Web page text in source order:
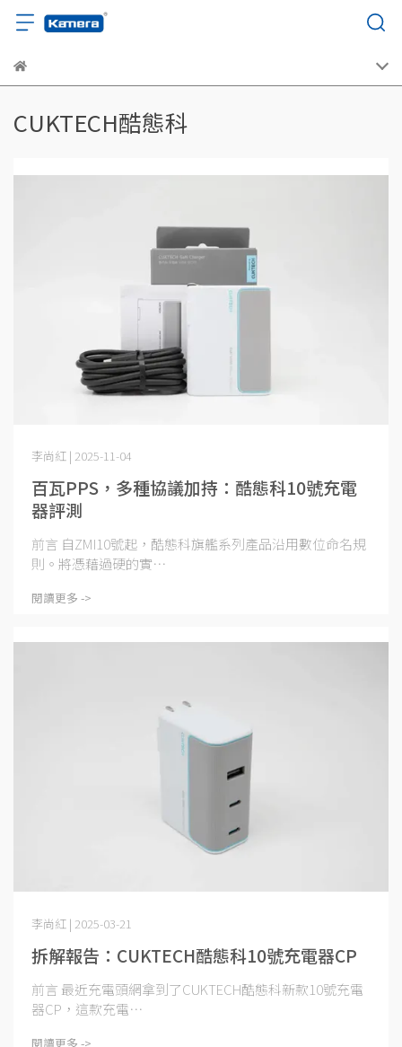
CUKTECH酷態科
百瓦PPS，多種協議加持：酷態科10號充電
器評測
李尚紅 | 2025-11-04
前言 自ZMI10號起，酷態科旗艦系列產品沿用數位命名規
則。將憑藉過硬的實⋯
閱讀更多 ->
拆解報告：CUKTECH酷態科10號充電器CP
李尚紅 | 2025-03-21
前言 最近充電頭網拿到了CUKTECH酷態科新款10號充電
器CP，這款充電⋯
閱讀更多 ->